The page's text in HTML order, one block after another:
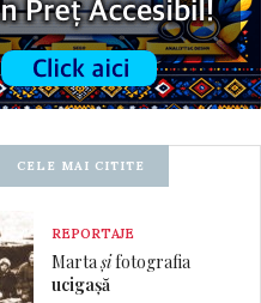
CELE MAI CITITE
REPORTAJE
Martașifotografia
ucigașă